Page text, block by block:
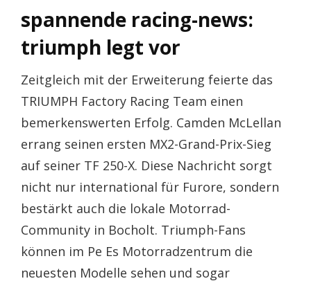
spannende racing-news:
triumph legt vor
Zeitgleich mit der Erweiterung feierte das
TRIUMPH Factory Racing Team einen
bemerkenswerten Erfolg. Camden McLellan
errang seinen ersten MX2-Grand-Prix-Sieg
auf seiner TF 250-X. Diese Nachricht sorgt
nicht nur international für Furore, sondern
bestärkt auch die lokale Motorrad-
Community in Bocholt. Triumph-Fans
können im Pe Es Motorradzentrum die
neuesten Modelle sehen und sogar